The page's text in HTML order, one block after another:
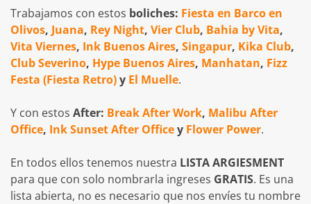
Trabajamos con estos boliches: Fiesta en Barco en
Olivos, Juana, Rey Night, Vier Club, Bahia by Vita,
Vita Viernes, Ink Buenos Aires, Singapur, Kika Club,
Club Severino, Hype Buenos Aires, Manhatan, Fizz
Festa (Fiesta Retro)y El Muelle.
Y con estos After: Break After Work, Malibu After
Office, Ink Sunset After Officey Flower Power.
En todos ellos tenemos nuestra LISTA ARGIESMENT
para que con solo nombrarla ingreses GRATIS. Es una
lista abierta, no es necesario que nos envíes tu nombre